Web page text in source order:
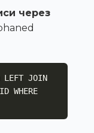
через
LEFT JOIN
WHERE